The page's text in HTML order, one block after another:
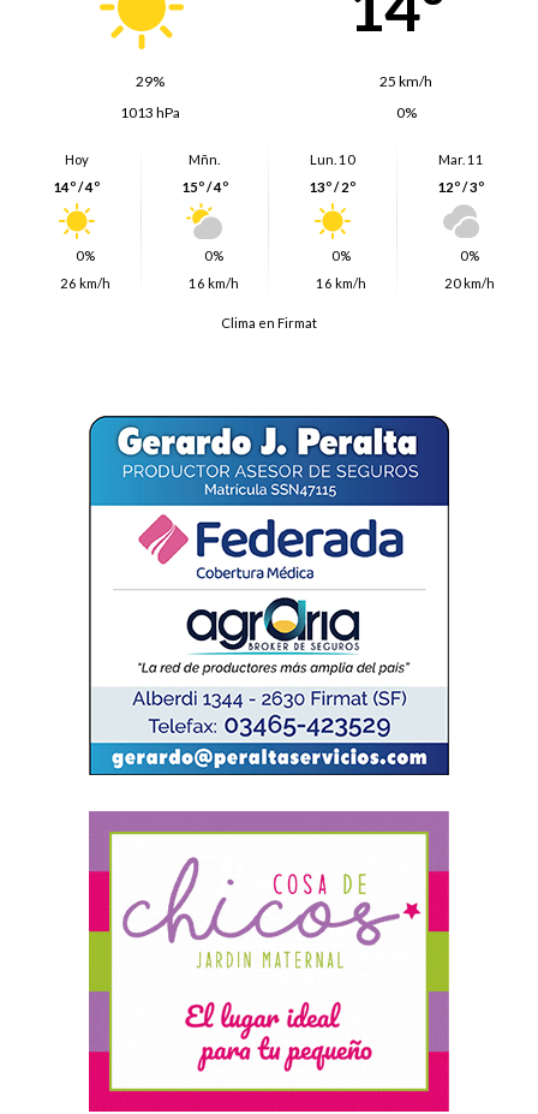
29%
25 km/h
1013 hPa
0%
Hoy
14º / 4º
0%
26 km/h
Mñn.
15º / 4º
0%
16 km/h
Lun. 10
13º / 2º
0%
16 km/h
Mar. 11
12º / 3º
0%
20 km/h
Clima en Firmat